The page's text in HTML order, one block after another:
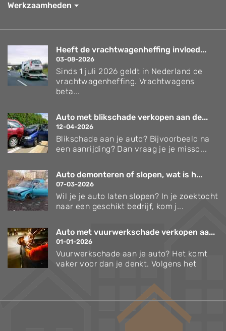
Werkzaamheden
Heeft de vrachtwagenheffing invloed...
03-08-2026
Sinds 1 juli 2026 geldt in Nederland de
vrachtwagenheffing. Vrachtwagens
beta...
Auto met blikschade verkopen aan de...
12-04-2026
Blikschade aan je auto? Bijvoorbeeld na
een aanrijding? Dan vraag je je missc...
Auto demonteren of slopen, wat is h...
07-03-2026
Wil je je auto laten slopen? In je zoektocht
naar een geschikt bedrijf, kom j...
Auto met vuurwerkschade verkopen aa...
01-01-2026
Vuurwerkschade aan je auto? Het komt
vaker voor dan je denkt. Volgens het